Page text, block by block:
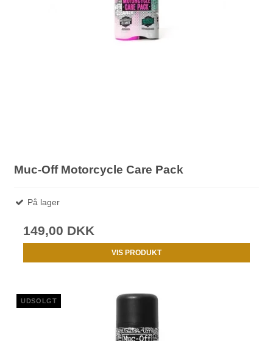
Muc-Off Motorcycle Care Pack
På lager
149,00 DKK
VIS PRODUKT
UDSOLGT